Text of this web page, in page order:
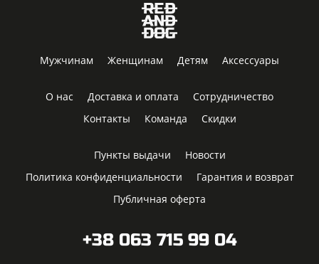
Мужчинам Женщинам Детям Аксессуары
О нас Доставка и оплата
Сотрудничество
Контакты
Команда Скидки
Пункты выдачи
Новости
Политика конфиденциальности
Гарантия и возврат
Публичная оферта
+38 063 715 99 04